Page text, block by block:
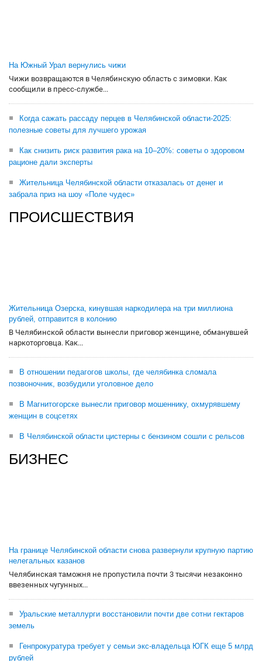
На Южный Урал вернулись чижи
Чижи возвращаются в Челябинскую область с зимовки. Как
сообщили в пресс-службе...
Когда сажать рассаду перцев в Челябинской области-2025:
полезные советы для лучшего урожая
Как снизить риск развития рака на 10–20%: советы о здоровом
рационе дали эксперты
Жительница Челябинской области отказалась от денег и
забрала приз на шоу «Поле чудес»
ПРОИСШЕСТВИЯ
Жительница Озерска, кинувшая наркодилера на три миллиона
рублей, отправится в колонию
В Челябинской области вынесли приговор женщине, обманувшей
наркоторговца. Как...
В отношении педагогов школы, где челябинка сломала
позвоночник, возбудили уголовное дело
В Магнитогорске вынесли приговор мошеннику, охмурявшему
женщин в соцсетях
В Челябинской области цистерны с бензином сошли с рельсов
БИЗНЕС
На границе Челябинской области снова развернули крупную партию
нелегальных казанов
Челябинская таможня не пропустила почти 3 тысячи незаконно
ввезенных чугунных...
Уральские металлурги восстановили почти две сотни гектаров
земель
Генпрокуратура требует у семьи экс-владельца ЮГК еще 5 млрд
рублей